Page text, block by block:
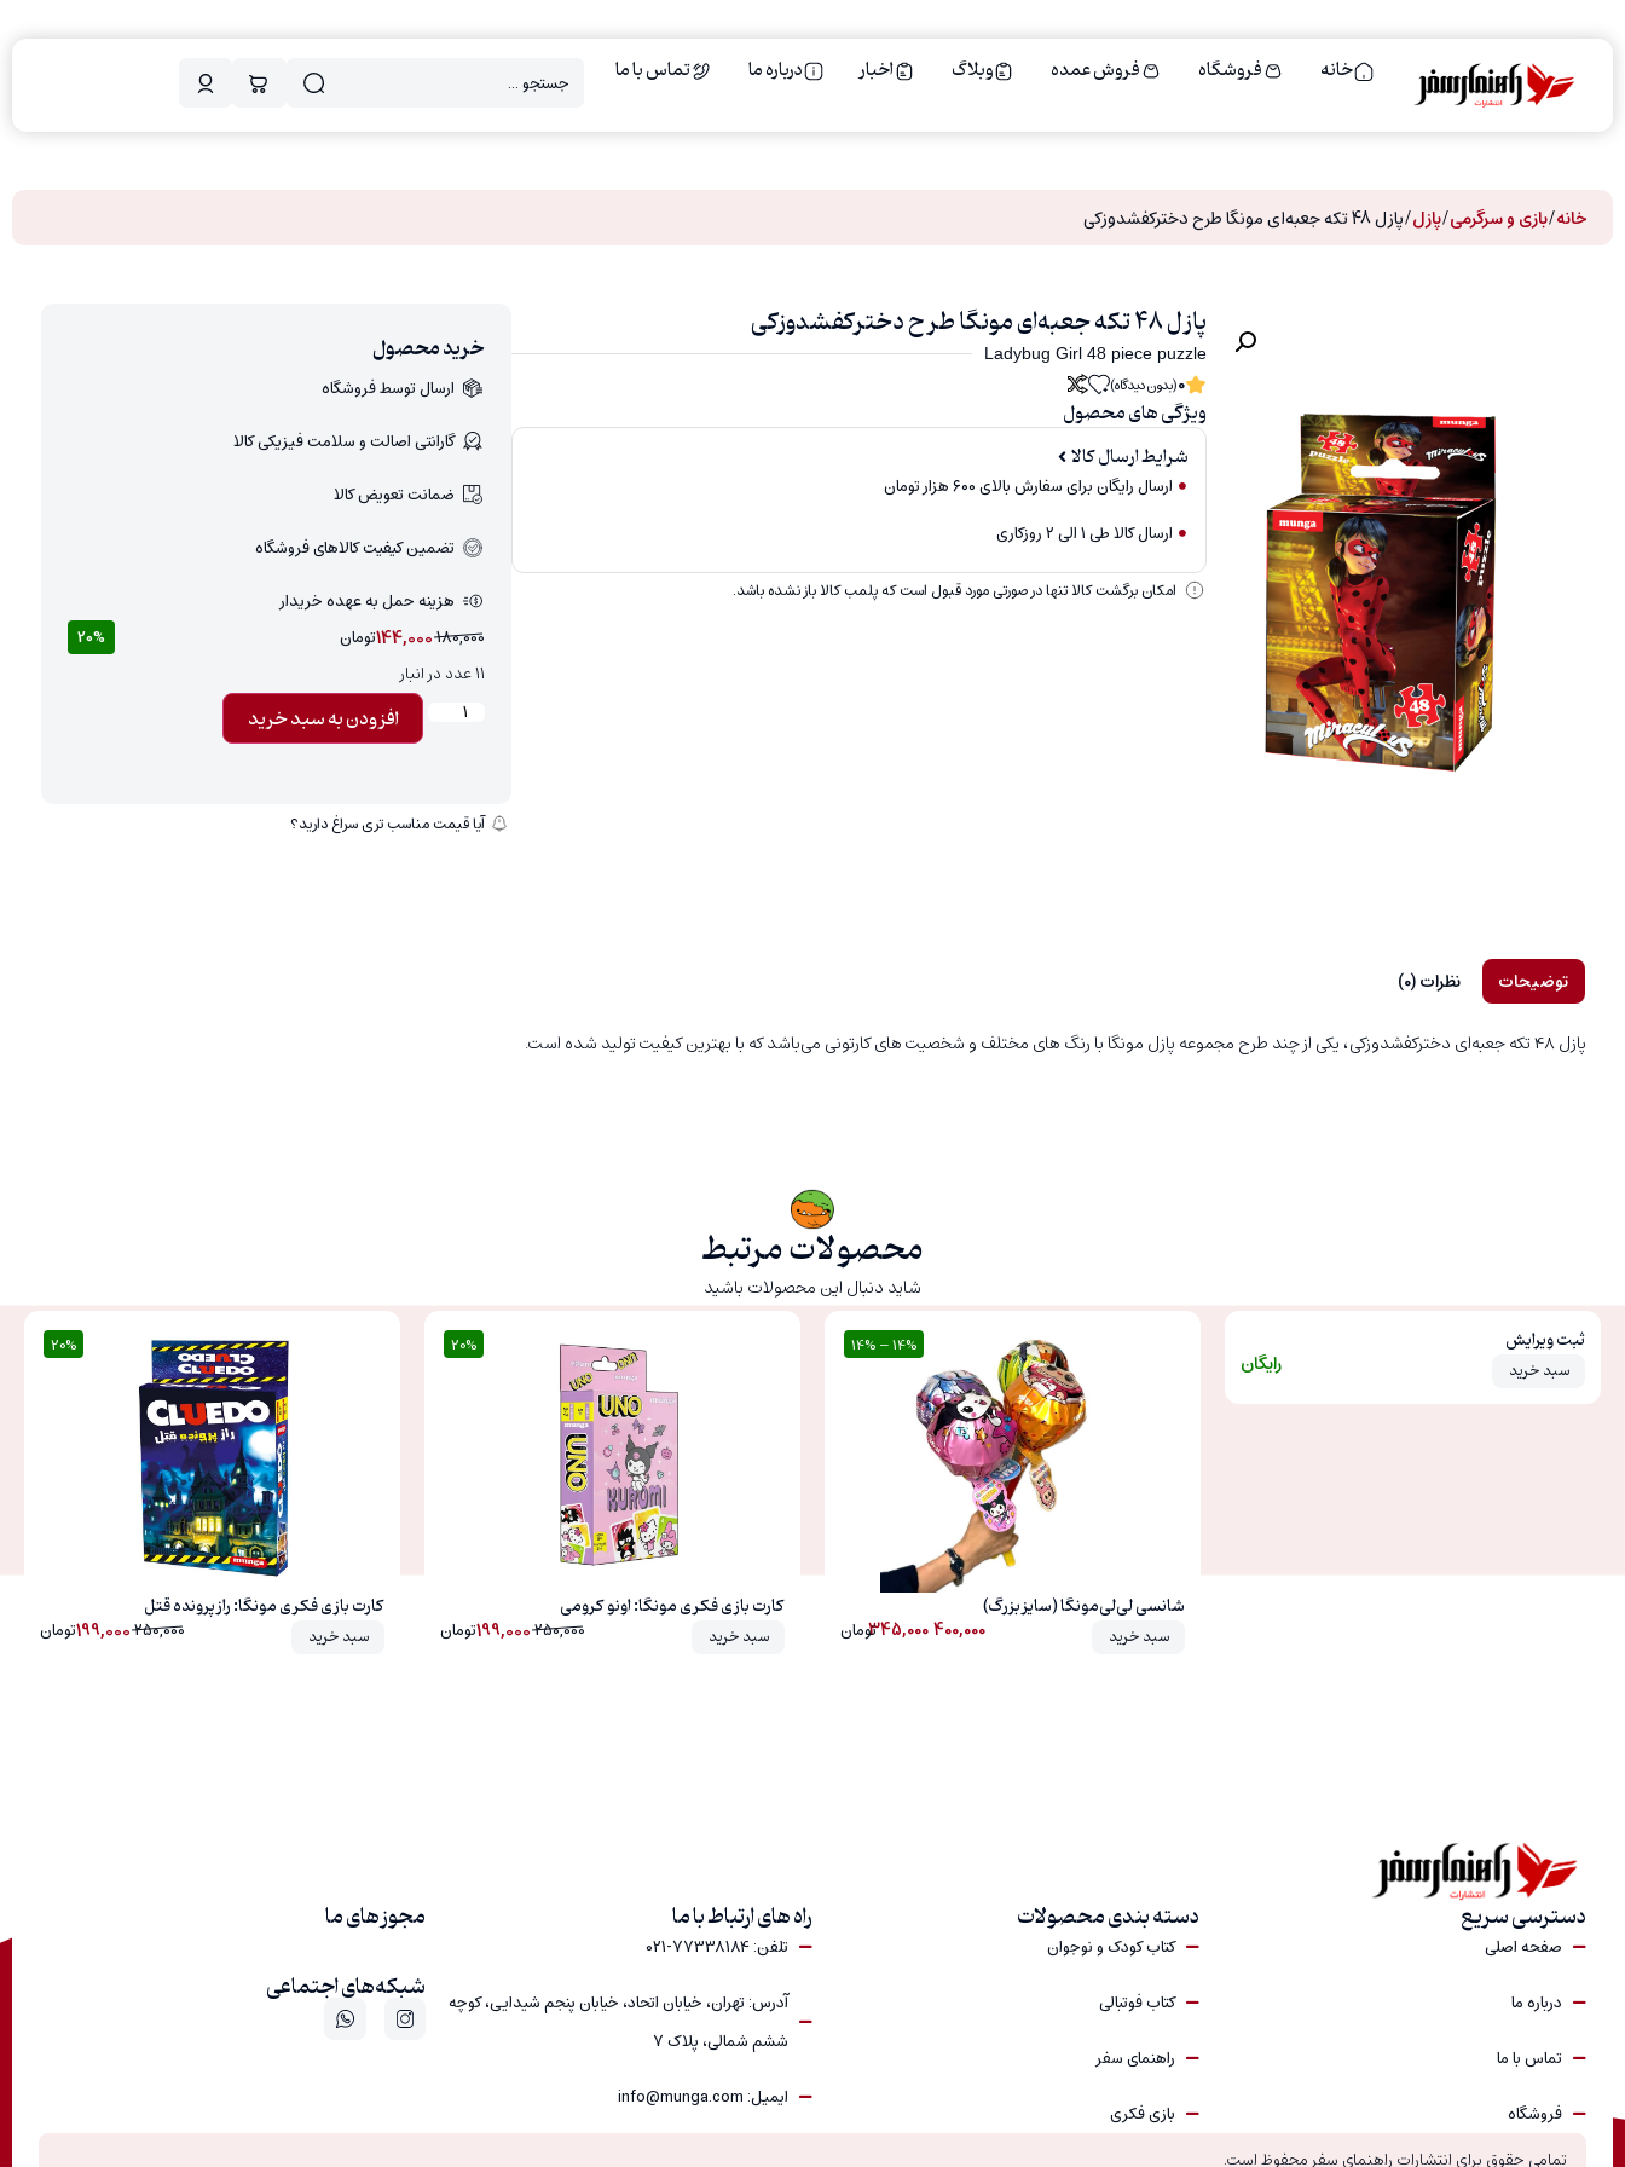
خانه فروشگاه فروش عمده وبلاگ اخبار درباره ما تماس با ما
خانه/بازی و سرگرمی/پازل/ پازل 48 تکه جعبه‌ای مونگا طرح دختر‌‌‌کفشدوزکی
پازل 48 تکه جعبه‌ای مونگا طرح دختر‌‌‌کفشدوزکی
Ladybug Girl 48 piece puzzle
0(بدون دیدگاه)
ویژگی های محصول
شرایط ارسال کالا
ارسال رایگان برای سفارش بالای ۶۰۰ هزار تومان
ارسال کالا طی ۱ الی ۲ روزکاری
امکان برگشت کالا تنها در صورتی مورد قبول است که پلمب کالا باز نشده باشد.
خرید محصول
ارسال توسط فروشگاه
گارانتی اصالت و سلامت فیزیکی کالا
ضمانت تعویض کالا
تضمین کیفیت کالاهای فروشگاه
هزینه حمل به عهده خریدار
180,000
144,000تومان
20%
11 عدد در انبار
افزودن به سبد خرید
آیا قیمت مناسب تری سراغ دارید؟
توضیحات
نظرات (0)
پازل 48 تکه جعبه‌ای دختر‌‌‌کفشدوزکی، یکی از چند طرح مجموعه پازل مونگا با رنگ های مختلف و شخصیت های کارتونی می‌باشد که با بهترین کیفیت تولید شده است.
محصولات مرتبط
شاید دنبال این محصولات باشید
ثبت ویرایش
سبد خرید رایگان
شانسی لی‌لی‌مونگا (سایز بزرگ)
سبد خرید 400,000
345,000تومان
14% – 14%
کارت بازی فکری مونگا: اونو کرومی
سبد خرید 250,000
199,000تومان
20%
کارت بازی فکری مونگا: راز پرونده قتل
سبد خرید 250,000
199,000تومان
20%
دسترسی سریع
صفحه اصلی
درباره‎ ما
تماس با ما
فروشگاه
دسته بندی محصولات
کتاب کودک و نوجوان
کتاب فوتبالی
راهنمای سفر
بازی فکری
راه های ارتباط با ما
تلفن: 77338184-021
آدرس: تهران، خیابان اتحاد، خیابان پنجم شیدایی، کوچه
ششم شمالی، پلاک 7
ایمیل: info@munga.com
مجوز های ما
شبکه‌های اجتماعی
تمامی حقوق برای انتشارات راهنمای سفر محفوظ است.